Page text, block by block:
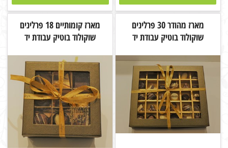
מארז מהודר 30 פרלינים
שוקולוד בוטיק עבודת יד
מארז קומותיים 18 פרלינים
שוקולוד בוטיק עבודת יד